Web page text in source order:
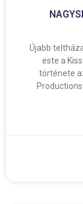
Újabb
este a
története